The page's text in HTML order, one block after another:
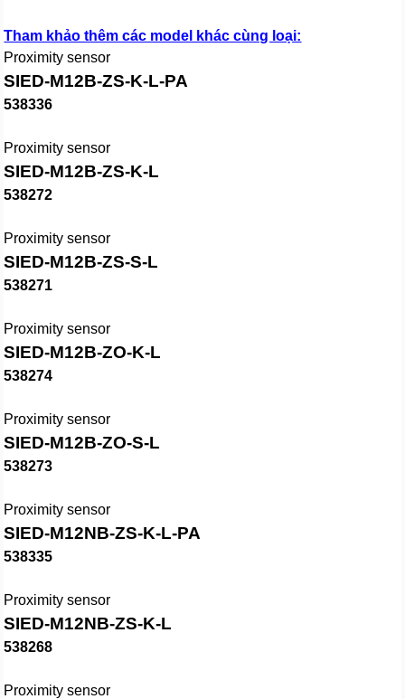
Tham khảo thêm các model khác cùng loại:
Proximity sensor
SIED-M12B-ZS-K-L-PA
538336
Proximity sensor
SIED-M12B-ZS-K-L
538272
Proximity sensor
SIED-M12B-ZS-S-L
538271
Proximity sensor
SIED-M12B-ZO-K-L
538274
Proximity sensor
SIED-M12B-ZO-S-L
538273
Proximity sensor
SIED-M12NB-ZS-K-L-PA
538335
Proximity sensor
SIED-M12NB-ZS-K-L
538268
Proximity sensor